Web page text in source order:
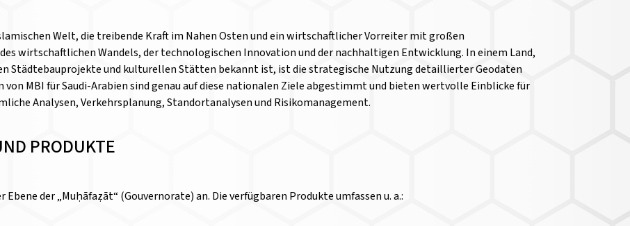
Welt, die treibende Kraft im Nahen Osten und ein wirtschaftlicher Vorreiter mit großen
wirtschaftlichen Wandels, der technologischen Innovation und der nachhaltigen Entwicklung. In einem Land,
Städtebauprojekte und kulturellen Stätten bekannt ist, ist die strategische Nutzung detaillierter Geodaten
von MBI für Saudi-Arabien sind genau auf diese nationalen Ziele abgestimmt und bieten wertvolle Einblicke für
Analysen, Verkehrsplanung, Standortanalysen und Risikomanagement.
PRODUKTE
der „Muḥāfaẓāt“ (Gouvernorate) an. Die verfügbaren Produkte umfassen u. a.: